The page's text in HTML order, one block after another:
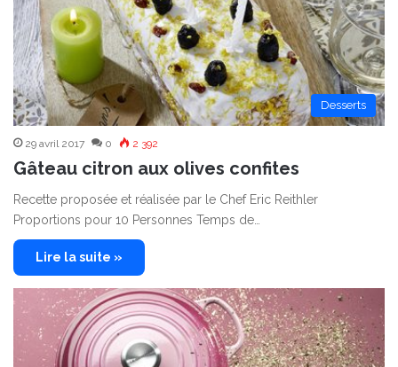
Desserts
29 avril 2017 0 2 392
Gâteau citron aux olives confites
Recette proposée et réalisée par le Chef Eric Reithler
Proportions pour 10 Personnes Temps de…
Lire la suite »